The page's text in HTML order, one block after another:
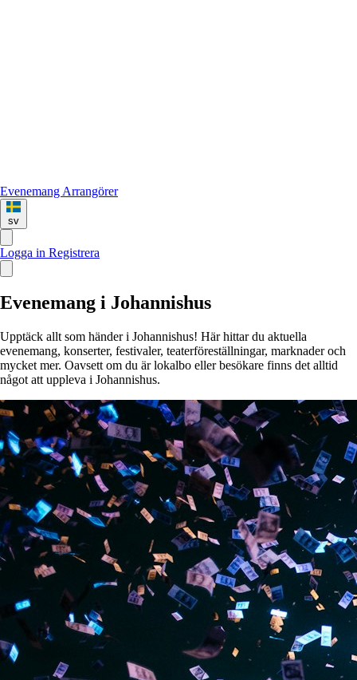
Evenemang Arrangörer
sv
Logga in Registrera
Evenemang i Johannishus
Upptäck allt som händer i Johannishus! Här hittar du aktuella
evenemang, konserter, festivaler, teaterföreställningar, marknader och
mycket mer. Oavsett om du är lokalbo eller besökare finns det alltid
något att uppleva i Johannishus.